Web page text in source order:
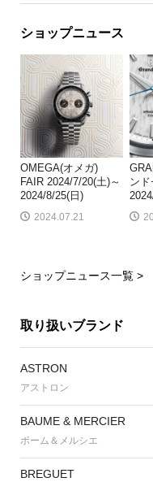
ショップニュース
OMEGA(オメガ)
FAIR 2024/7/20(土)～
2024/8/25(日)
2024.07.21
ン
ショップニュース一覧 >
取り扱いブランド
ASTRON
アストロン
BAUME & MERCIER
ボーム＆メルシエ
BREGUET